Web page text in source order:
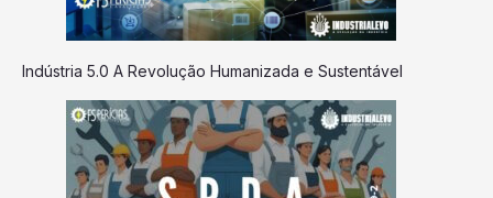
Indústria 5.0 A Revolução Humanizada e Sustentável